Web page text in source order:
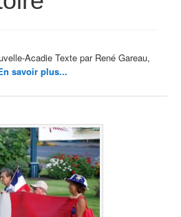
Acadie Texte par René Gareau,
savoir plus...